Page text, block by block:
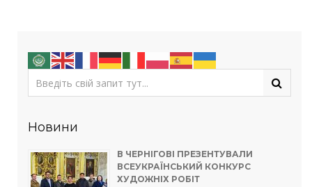
Новини
В ЧЕРНІГОВІ ПРЕЗЕНТУВАЛИ
ВСЕУКРАЇНСЬКИЙ КОНКУРС
ХУДОЖНІХ РОБІТ